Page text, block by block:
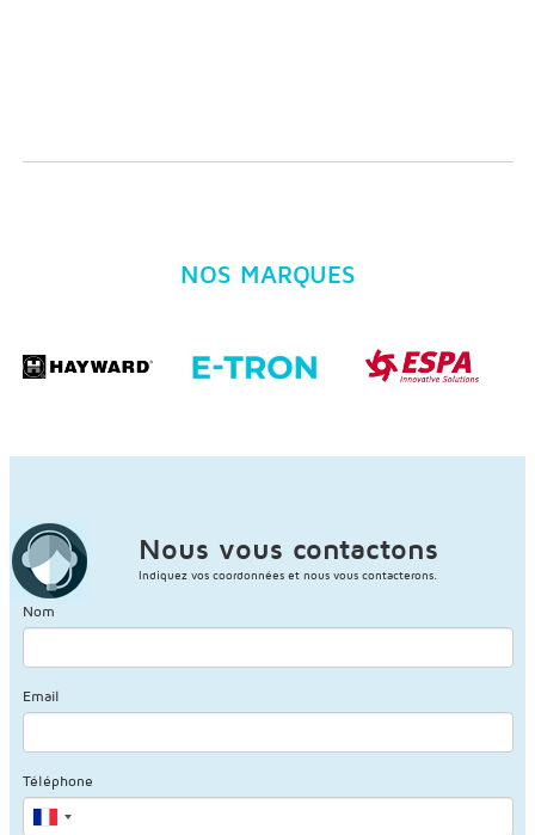
NOS MARQUES
Nous vous contactons
Indiquez vos coordonnées et nous vous contacterons.
Nom
Email
Téléphone